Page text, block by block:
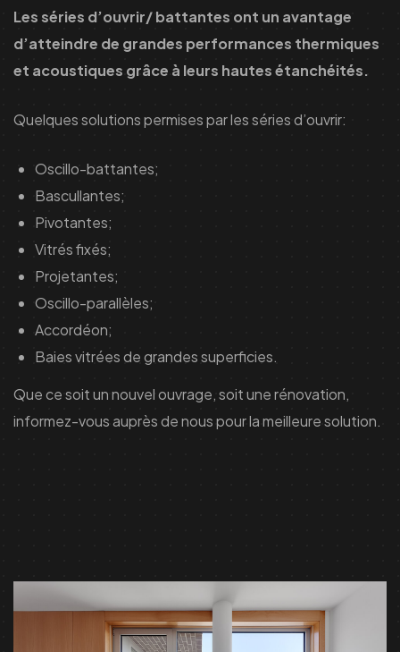
Les séries d’ouvrir/ battantes ont un avantage
d’atteindre de grandes performances thermiques
et acoustiques grâce à leurs hautes étanchéités.
Quelques solutions permises par les séries d’ouvrir:
Oscillo-battantes;
Bascullantes;
Pivotantes;
Vitrés fixés;
Projetantes;
Oscillo-parallèles;
Accordéon;
Baies vitrées de grandes superficies.
Que ce soit un nouvel ouvrage, soit une rénovation,
informez-vous auprès de nous pour la meilleure solution.